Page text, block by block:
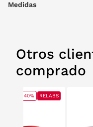
Medidas
Otros
comprado
40% RELABS